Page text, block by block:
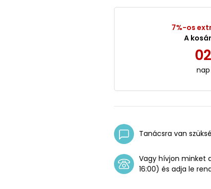
7%-os
A
02
nap
Tanácsra van
Vagy hívjon minket
16:00) és adja le